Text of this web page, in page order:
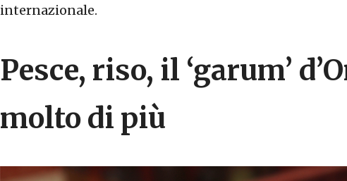
internazionale.
Pesce, riso, il ‘garum’
molto di più